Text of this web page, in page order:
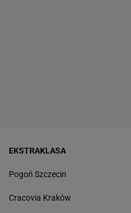
EKSTRAKLASA
Pogoń Szczecin
Cracovia Kraków